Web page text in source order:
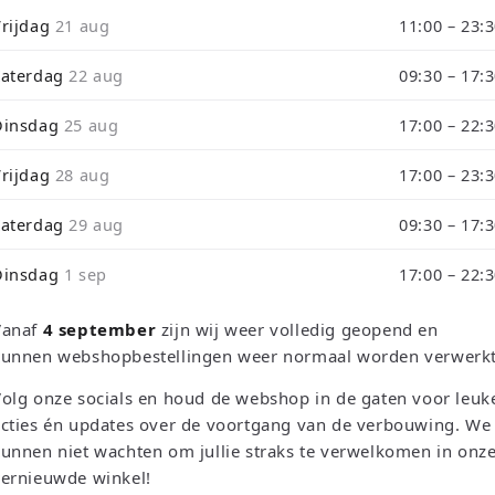
i
n
tijdens ons verbouwing10% Korting op Games en Consoles :
September 3 will be shipped on September 4 due to our
21 aug 11:00 –
22 aug 09:30 –
25 aug 17:00 –
28 aug 17:00 –
29 aug 09:30 –
1 sep 17:00 –
4 september zijn wij weer volledig geopend en
webshopbestellingen weer normaal worden
onze socials en houd de webshop in de gaten voor
én updates over de voortgang van de verbouwing. We
niet wachten om jullie straks te verwelkomen in onze
winkel!